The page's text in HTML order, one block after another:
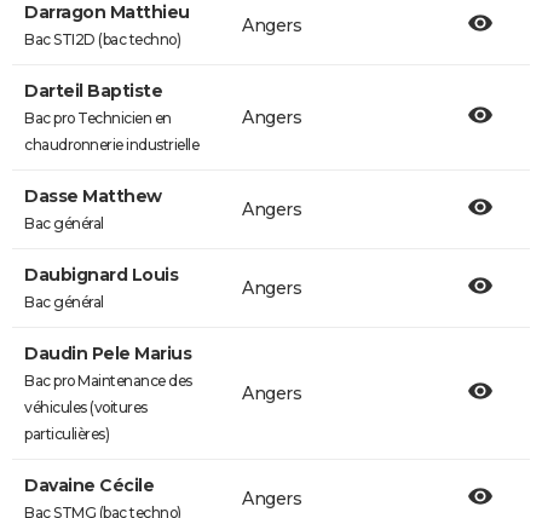
Darragon Matthieu
Bac STI2D (bac techno)
Angers
Darteil Baptiste
Bac pro Technicien en
chaudronnerie industrielle
Angers
Dasse Matthew
Bac général
Angers
Daubignard Louis
Bac général
Angers
Daudin Pele Marius
Bac pro Maintenance des
véhicules (voitures
particulières)
Angers
Davaine Cécile
Bac STMG (bac techno)
Angers